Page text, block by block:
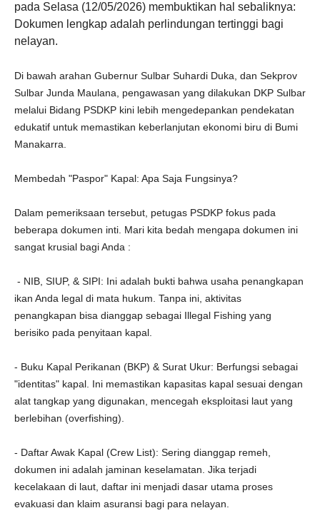
pada Selasa (12/05/2026) membuktikan hal sebaliknya:
Dokumen lengkap adalah perlindungan tertinggi bagi
nelayan.
Di bawah arahan Gubernur Sulbar Suhardi Duka, dan Sekprov
Sulbar Junda Maulana, pengawasan yang dilakukan DKP Sulbar
melalui Bidang PSDKP kini lebih mengedepankan pendekatan
edukatif untuk memastikan keberlanjutan ekonomi biru di Bumi
Manakarra.
Membedah "Paspor" Kapal: Apa Saja Fungsinya?
Dalam pemeriksaan tersebut, petugas PSDKP fokus pada
beberapa dokumen inti. Mari kita bedah mengapa dokumen ini
sangat krusial bagi Anda :
- NIB, SIUP, & SIPI: Ini adalah bukti bahwa usaha penangkapan
ikan Anda legal di mata hukum. Tanpa ini, aktivitas
penangkapan bisa dianggap sebagai Illegal Fishing yang
berisiko pada penyitaan kapal.
- Buku Kapal Perikanan (BKP) & Surat Ukur: Berfungsi sebagai
"identitas" kapal. Ini memastikan kapasitas kapal sesuai dengan
alat tangkap yang digunakan, mencegah eksploitasi laut yang
berlebihan (overfishing).
- Daftar Awak Kapal (Crew List): Sering dianggap remeh,
dokumen ini adalah jaminan keselamatan. Jika terjadi
kecelakaan di laut, daftar ini menjadi dasar utama proses
evakuasi dan klaim asuransi bagi para nelayan.